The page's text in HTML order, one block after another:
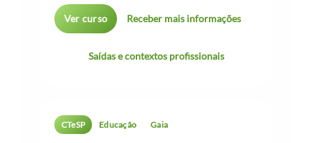
Ver curso Receber mais informações
Saídas e contextos profissionais
CTeSP Educação Gaia